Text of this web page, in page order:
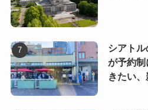
シアト
が予約制
きたい